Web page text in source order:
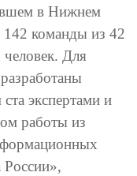
в Нижнем
142 команды из 42
человек. Для
экспертами и
работы из
России»,